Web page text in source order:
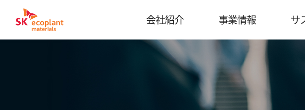
会社紹介 事業情報 サ